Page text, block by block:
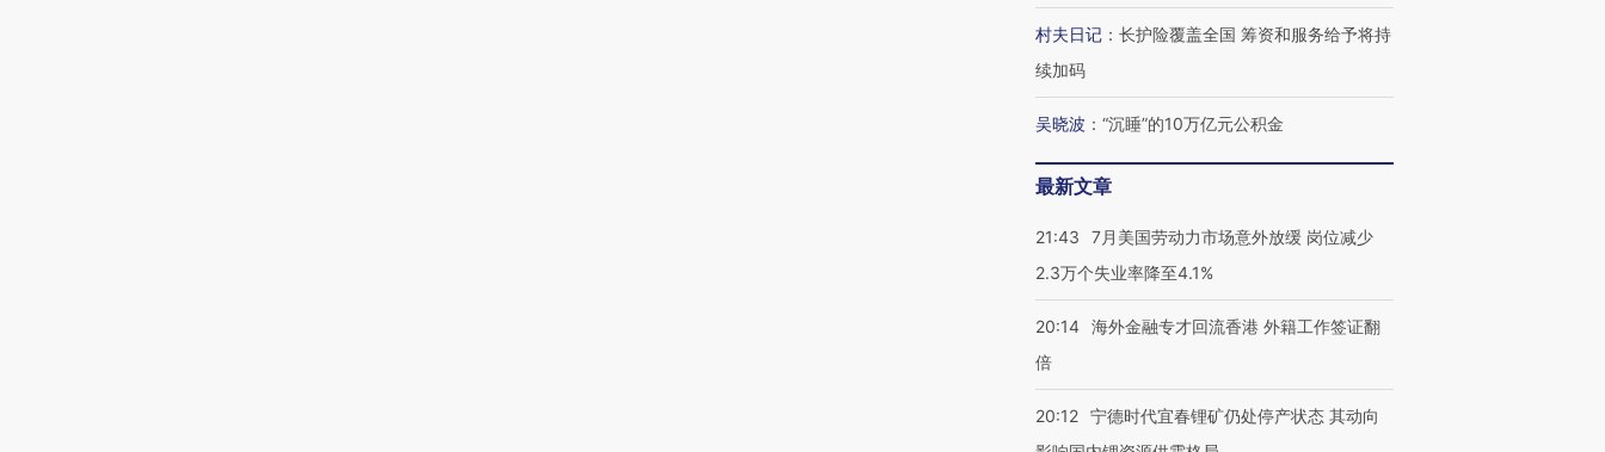
村夫日记 ： 长护险覆盖全国 筹资和服务给予将持
续加码
吴晓波 ： “沉睡”的10万亿元公积金
最新文章
21:43
7月美国劳动力市场意外放缓 岗位减少
2.3万个失业率降至4.1%
20:14 海外金融专才回流香港 外籍工作签证翻
倍
20:12 宁德时代宜春锂矿仍处停产状态 其动向